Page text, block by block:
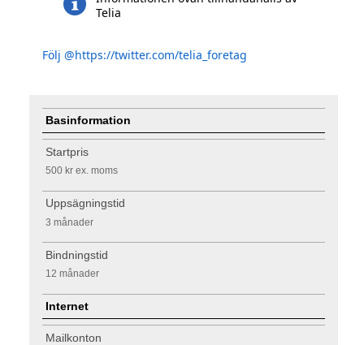
Telia
Följ @https://twitter.com/telia_foretag
Basinformation
Startpris
500 kr ex. moms
Uppsägningstid
3 månader
Bindningstid
12 månader
Internet
Mailkonton